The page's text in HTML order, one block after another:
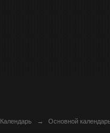
Календарь → Основной календарь